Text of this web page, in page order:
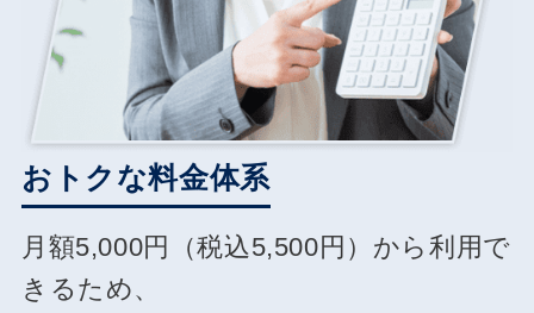
おトクな料金体系
月額5,000円（税込5,500円）から利用で
きるため、